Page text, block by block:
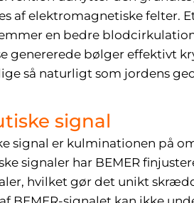
af elektromagnetiske felter.
en bedre
genererede bølger effektivt
så naturligt som jordens
signal
signal er kulminationen på
signaler har BEMER
hvilket gør det unikt